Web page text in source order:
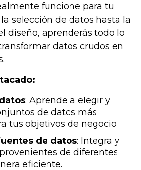
funcione para tu
selección de datos hasta la
diseño, aprenderás todo lo
datos crudos en
: Aprende a elegir y
de datos más
tus objetivos de negocio.
de datos: Integra y
de diferentes
eficiente.